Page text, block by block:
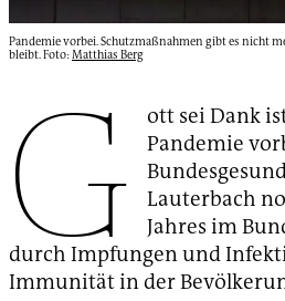
Pandemie vorbei. Schutzmaßnahmen gibt es nicht
bleibt. Foto:Matthias Berg
G
ott sei Dank
Pandemie
Lauterbach
Jahres im
durch Impfungen und
Immunität in der